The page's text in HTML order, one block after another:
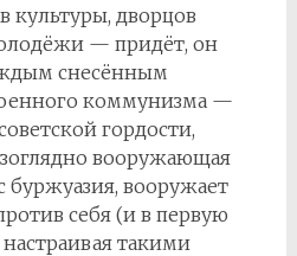
культуры, дворцов
— придёт, он
снесённым
коммунизма —
гордости,
вооружающая
буржуазия, вооружает
себя (и в первую
такими